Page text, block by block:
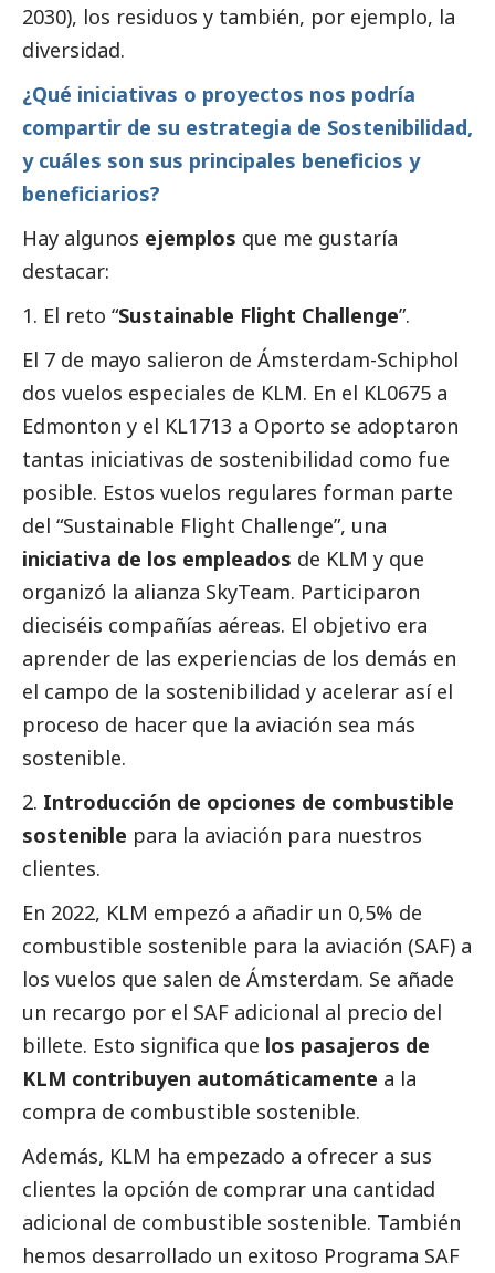
2030), los residuos y también, por ejemplo, la
diversidad.
¿Qué iniciativas o proyectos nos podría
compartir de su estrategia de Sostenibilidad,
y cuáles son sus principales beneficios y
beneficiarios?
Hay algunos ejemplos que me gustaría
destacar:
1. El reto “Sustainable Flight Challenge”.
El 7 de mayo salieron de Ámsterdam-Schiphol
dos vuelos especiales de KLM. En el KL0675 a
Edmonton y el KL1713 a Oporto se adoptaron
tantas iniciativas de sostenibilidad como fue
posible. Estos vuelos regulares forman parte
del “Sustainable Flight Challenge”, una
iniciativa de los empleados de KLM y que
organizó la alianza SkyTeam. Participaron
dieciséis compañías aéreas. El objetivo era
aprender de las experiencias de los demás en
el campo de la sostenibilidad y acelerar así el
proceso de hacer que la aviación sea más
sostenible.
2. Introducción de opciones de combustible
sostenible para la aviación para nuestros
clientes.
En 2022, KLM empezó a añadir un 0,5% de
combustible sostenible para la aviación (SAF) a
los vuelos que salen de Ámsterdam. Se añade
un recargo por el SAF adicional al precio del
billete. Esto significa que los pasajeros de
KLM contribuyen automáticamente a la
compra de combustible sostenible.
Además, KLM ha empezado a ofrecer a sus
clientes la opción de comprar una cantidad
adicional de combustible sostenible. También
hemos desarrollado un exitoso Programa SAF